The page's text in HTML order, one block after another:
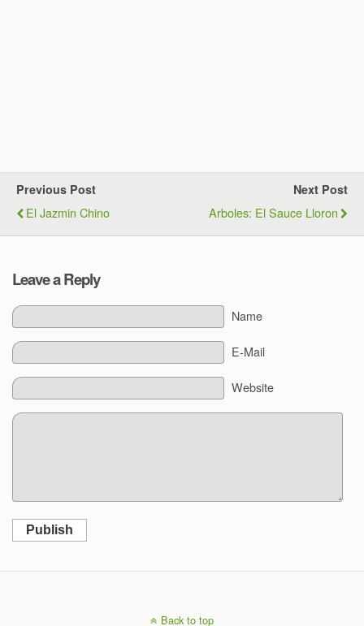
Previous Post
El Jazmin Chino
Next Post
Arboles: El Sauce Lloron
Leave a Reply
Name
E-Mail
Website
Publish
Back to top